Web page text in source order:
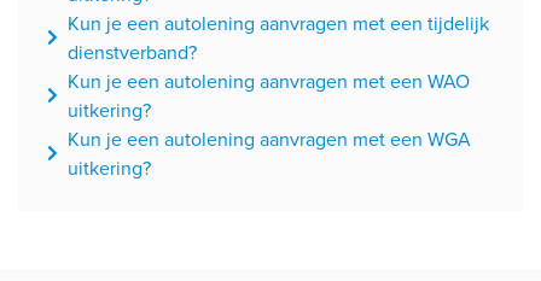
Kun je een autolening aanvragen met een tijdelijk
dienstverband?
Kun je een autolening aanvragen met een WAO
uitkering?
Kun je een autolening aanvragen met een WGA
uitkering?